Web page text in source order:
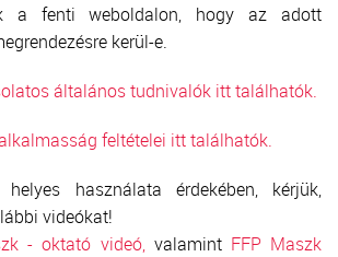
a fenti weboldalon, hogy az adott
kerül-e.
általános tudnivalók itt találhatók.
feltételei itt találhatók.
használata érdekében, kérjük,
videókat!
- oktató videó,valamint FFP Maszk